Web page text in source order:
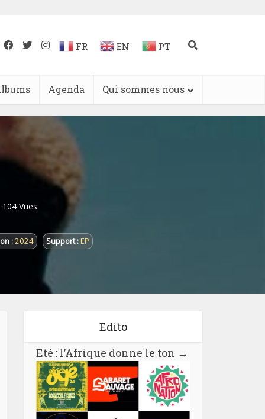
FR EN PT
Agenda Qui sommes nous
104 Vues
:2024 Support :EP
Edito
Eté : l’Afrique donne le ton →